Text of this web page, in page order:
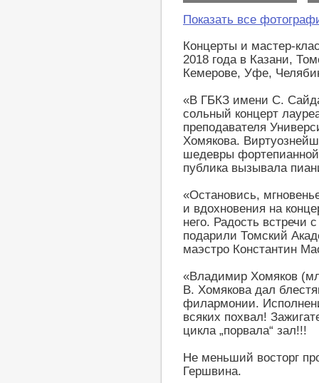
Показать все
Концерты и мастер-
2018 года в Казани,
Кемерове, Уфе,
«В ГБКЗ имени С.
сольный концерт
преподавателя
Хомякова.
шедевры
публика вызывала
«Остановись,
и вдохновения на
него. Радость
подарили Томский
маэстро Константин
«Владимир Хомяков
В. Хомякова дал
филармонии.
всяких похвал!
цикла „порвала“ зал!!!
Не меньший восторг
Гершвина.